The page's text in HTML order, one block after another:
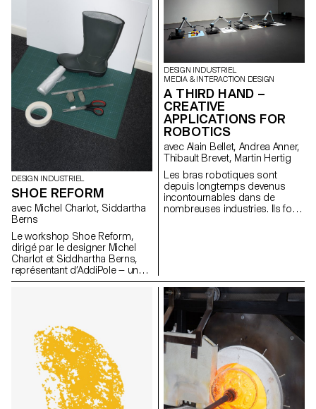
fondements théoriques de l’IA
tout en expérimentant des
applications pratiques à travers
divers cas d’usage.
poétique ce qu’est une courbe,
une surface ou un volume
épaissi lorsqu’il passe du
monde numérique à la réalité
DESIGN INDUSTRIEL
SHOE REFORM
avec Michel Charlot, Siddartha
Berns
Le workshop Shoe Reform,
dirigé par le designer Michel
Charlot et Siddhartha Berns,
représentant d’AddiPole — un
hub dédié au reverse
exploration innovante des
technologies de numérisation
3D, en collaboration avec le
Technopôle Sainte-Croix.
DESIGN INDUSTRIEL
MEDIA & INTERACTION DESIGN
A THIRD HAND –
CREATIVE
APPLICATIONS FOR
ROBOTICS
avec Alain Bellet, Andrea Anner,
Thibault Brevet, Martin Hertig
Les bras robotiques sont
depuis longtemps devenus
incontournables dans de
nombreuses industries. Ils font
cela notamment en raison d'un
manque évident de ressources
de référence adaptées à cette
communauté. Il en va de même
au sein des écoles d’art et de
design qui investissent de plus
en plus souvent dans ce type
d’équipement sans pour autant
avoir les ressources pour les
exploiter. Ce projet de
recherche se base sur des cas